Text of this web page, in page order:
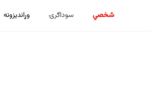
شخصي سوداګرۍ وړاندیزونه